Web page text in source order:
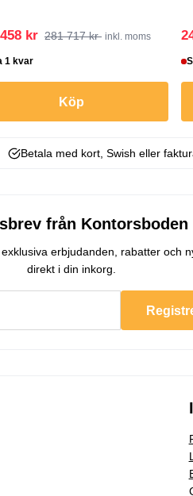
kr 281 717 kr inkl. moms
1 kvar
Köp
Betala med kort, Swish eller
från Kontorsboden
erbjudanden, rabatter och
direkt i din inkorg.